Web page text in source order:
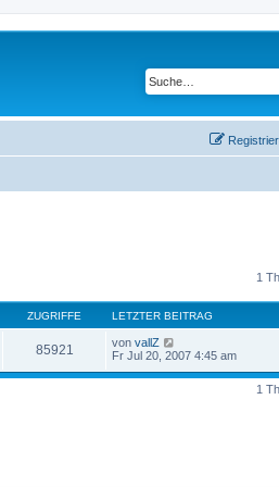
1
ZUGRIFFE LETZTER BEITRAG
85921 von vallZ
Fr Jul 20, 2007 4:45 am
1